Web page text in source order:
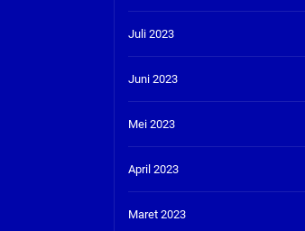
Juli 2023
Juni 2023
Mei 2023
April 2023
Maret 2023